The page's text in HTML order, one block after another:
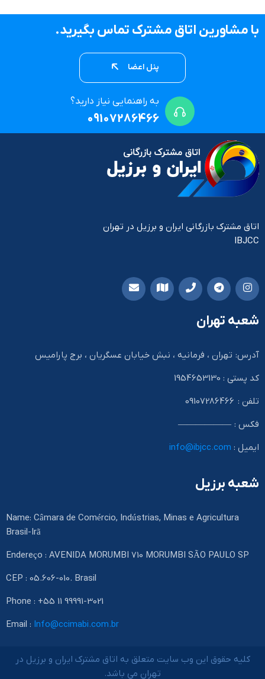
با مشاورین اتاق مشترک تماس بگیرید.
پنل اعضا
به راهنمایی نیاز دارید؟
09107286466
اتاق مشترک بازرگانی ایران و برزیل در تهران
IBJCC
شعبه تهران
آدرس: تهران ، فرمانیه ، نبش خیابان عسگریان ، برج پارامیس
کد پستی : 1954653130
تلفن : 09107286466
فکس : ——————
ایمیل : info@ibjcc.com
شعبه برزیل
Name: Câmara de Comércio, Indústrias, Minas e Agricultura
Brasil-Irã
Endereço : AVENIDA MORUMBI 710 MORUMBI SÃO PAULO SP
CEP : 05.606-010. Brasil
Phone : +55 11 99991-3021
Email : Info@ccimabi.com.br
کلیه حقوق این وب سایت متعلق به اتاق مشترک ایران و برزیل در
تهران می باشد.